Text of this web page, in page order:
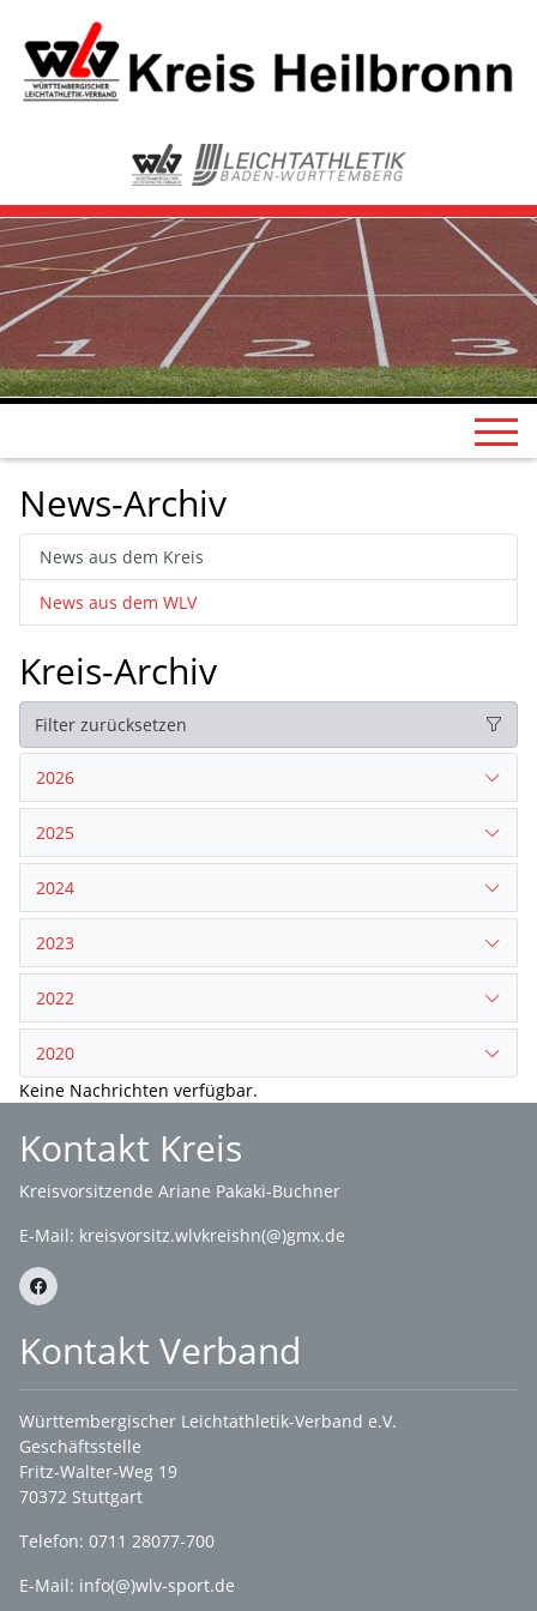
News-Archiv
News aus dem Kreis
News aus dem WLV
Kreis-Archiv
Filter zurücksetzen
2026
2025
2024
2023
2022
2020
Keine Nachrichten verfügbar.
Kontakt Kreis
Kreisvorsitzende Ariane Pakaki-Buchner
E-Mail: kreisvorsitz.wlvkreishn(@)gmx.de
Kontakt Verband
Württembergischer Leichtathletik-Verband e.V.
Geschäftsstelle
Fritz-Walter-Weg 19
70372 Stuttgart
Telefon: 0711 28077-700
E-Mail: info(@)wlv-sport.de